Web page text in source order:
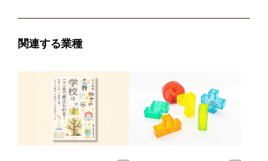
関連する業種